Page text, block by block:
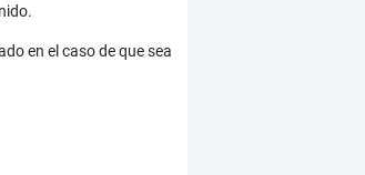
en el caso de que sea